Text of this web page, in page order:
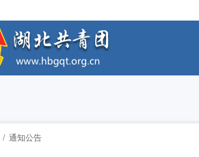
工作动态
2026年“创青春”湖北青年创新创业大赛乡
工作动态
工作动态
/ 通知公告